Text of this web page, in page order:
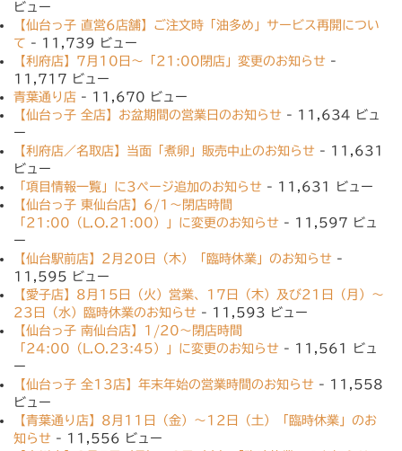
ビュー
【仙台っ子 直営6店舗】ご注文時「油多め」サービス再開につい
て - 11,739 ビュー
【利府店】7月10日〜「21:00閉店」変更のお知らせ -
11,717 ビュー
青葉通り店 - 11,670 ビュー
【仙台っ子 全店】お盆期間の営業日のお知らせ - 11,634 ビュ
ー
【利府店／名取店】当面「煮卵」販売中止のお知らせ - 11,631
ビュー
「項目情報一覧」に3ページ追加のお知らせ - 11,631 ビュー
【仙台っ子 東仙台店】6/1〜閉店時間
「21:00（L.O.21:00）」に変更のお知らせ - 11,597 ビュ
ー
【仙台駅前店】2月20日（木）「臨時休業」のお知らせ -
11,595 ビュー
【愛子店】8月15日（火）営業、17日（木）及び21日（月）〜
23日（水）臨時休業のお知らせ - 11,593 ビュー
【仙台っ子 南仙台店】1/20〜閉店時間
「24:00（L.O.23:45）」に変更のお知らせ - 11,561 ビュ
ー
【仙台っ子 全13店】年末年始の営業時間のお知らせ - 11,558
ビュー
【青葉通り店】8月11日（金）〜12日（土）「臨時休業」のお
知らせ - 11,556 ビュー